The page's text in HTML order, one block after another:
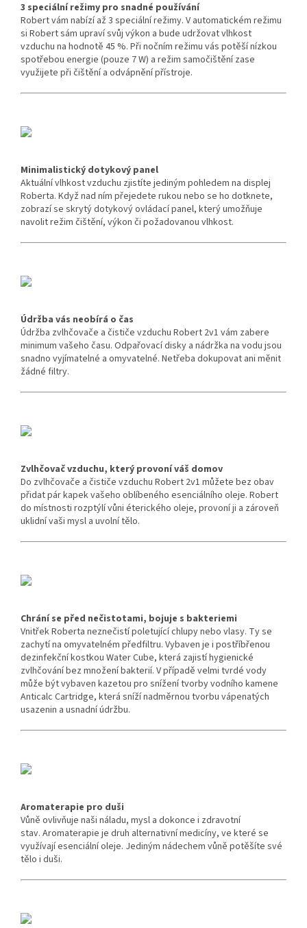
3 speciální režimy pro snadné používání
Robert vám nabízí až 3 speciální režimy. V automatickém režimu
si Robert sám upraví svůj výkon a bude udržovat vlhkost
vzduchu na hodnotě 45 %. Při nočním režimu vás potěší nízkou
spotřebou energie (pouze 7 W) a režim samočištění zase
využijete při čištění a odvápnění přístroje.
Minimalistický dotykový panel
Aktuální vlhkost vzduchu zjistíte jediným pohledem na displej
Roberta. Když nad ním přejedete rukou nebo se ho dotknete,
zobrazí se skrytý dotykový ovládací panel, který umožňuje
navolit režim čištění, výkon či požadovanou vlhkost.
Údržba vás neobírá o čas
Údržba zvlhčovače a čističe vzduchu Robert 2v1 vám zabere
minimum vašeho času. Odpařovací disky a nádržka na vodu jsou
snadno vyjímatelné a omyvatelné. Netřeba dokupovat ani měnit
žádné filtry.
Zvlhčovač vzduchu, který provoní váš domov
Do zvlhčovače a čističe vzduchu Robert 2v1 můžete bez obav
přidat pár kapek vašeho oblíbeného esenciálního oleje. Robert
do místnosti rozptýlí vůni éterického oleje, provoní ji a zároveň
uklidní vaši mysl a uvolní tělo.
Chrání se před nečistotami, bojuje s bakteriemi
Vnitřek Roberta neznečistí poletující chlupy nebo vlasy. Ty se
zachytí na omyvatelném předfiltru. Vybaven je i postříbřenou
dezinfekční kostkou Water Cube, která zajistí hygienické
zvlhčování bez množení bakterií. V případě velmi tvrdé vody
může být vybaven kazetou pro snížení tvorby vodního kamene
Anticalc Cartridge, která sníží nadměrnou tvorbu vápenatých
usazenin a usnadní údržbu.
Aromaterapie pro duši
Vůně ovlivňuje naši náladu, mysl a dokonce i zdravotní
stav. Aromaterapie je druh alternativní medicíny, ve které se
využívají esenciální oleje. Jediným nádechem vůně potěšíte své
tělo i duši.